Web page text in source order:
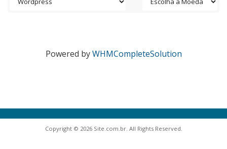
Powered byWHMCompleteSolution
Copyright © 2026 Site.com.br. All Rights Reserved.